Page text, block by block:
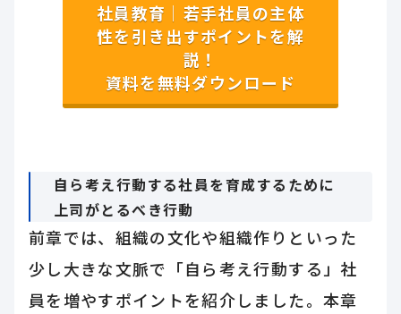
社員教育｜若手社員の主体
性を引き出すポイントを解
説！
資料を無料ダウンロード
自ら考え行動する社員を育成するために
上司がとるべき行動
前章では、組織の文化や組織作りといった
少し大きな文脈で「自ら考え行動する」社
員を増やすポイントを紹介しました。本章